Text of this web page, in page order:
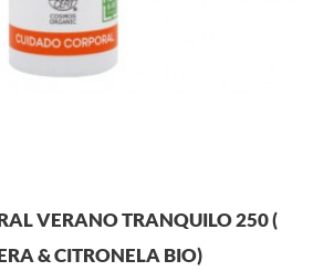
VERANO TRANQUILO 250 (
& CITRONELA BIO)